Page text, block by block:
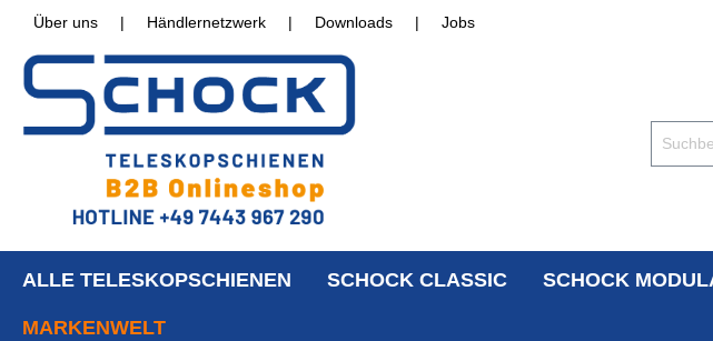
Über uns | Händlernetzwerk | Downloads | Jobs
ALLE TELESKOPSCHIENEN SCHOCK CLASSIC SCHOCK
MARKENWELT